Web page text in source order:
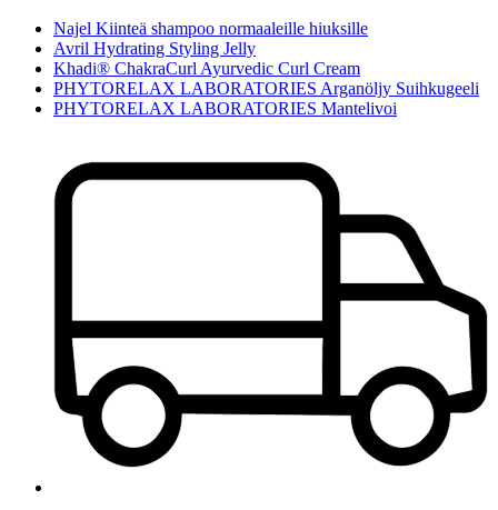
Najel Kiinteä shampoo normaaleille hiuksille
Avril Hydrating Styling Jelly
Khadi® ChakraCurl Ayurvedic Curl Cream
PHYTORELAX LABORATORIES Arganöljy Suihkugeeli
PHYTORELAX LABORATORIES Mantelivoi